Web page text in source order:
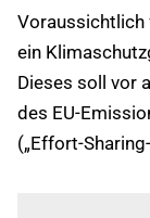
Voraussichtlich
ein
Dieses soll vor
des EU-
(„Effort-